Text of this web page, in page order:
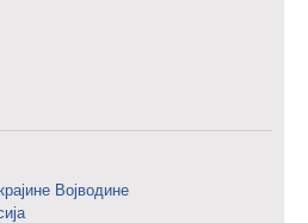
Војводине